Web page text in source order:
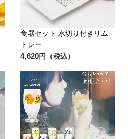
食器セット 水切り付きリム
トレー
4,620円（税込）